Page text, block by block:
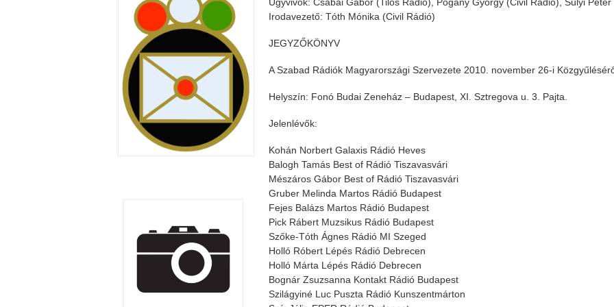
Irodavezető: Tóth Mónika (Civil Rádió)
JEGYZŐKÖNYV
A Szabad Rádiók Magyarországi Szervezete 2010. november 26-i
Helyszín: Fonó Budai Zeneház – Budapest, XI. Sztregova u. 3. Pajta.
Jelenlévők:
Kohán Norbert Galaxis Rádió Heves
Balogh Tamás Best of Rádió Tiszavasvári
Mészáros Gábor Best of Rádió Tiszavasvári
Gruber Melinda Martos Rádió Budapest
Fejes Balázs Martos Rádió Budapest
Pick Rábert Muzsikus Rádió Budapest
Szőke-Tóth Ágnes Rádió MI Szeged
Holló Róbert Lépés Rádió Debrecen
Holló Márta Lépés Rádió Debrecen
Bognár Zsuzsanna Kontakt Rádió Budapest
Szilágyiné Luc Puszta Rádió Kunszentmárton